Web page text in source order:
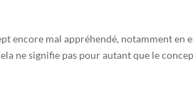
encore mal appréhendé, notamment en
ne signifie pas pour autant que le